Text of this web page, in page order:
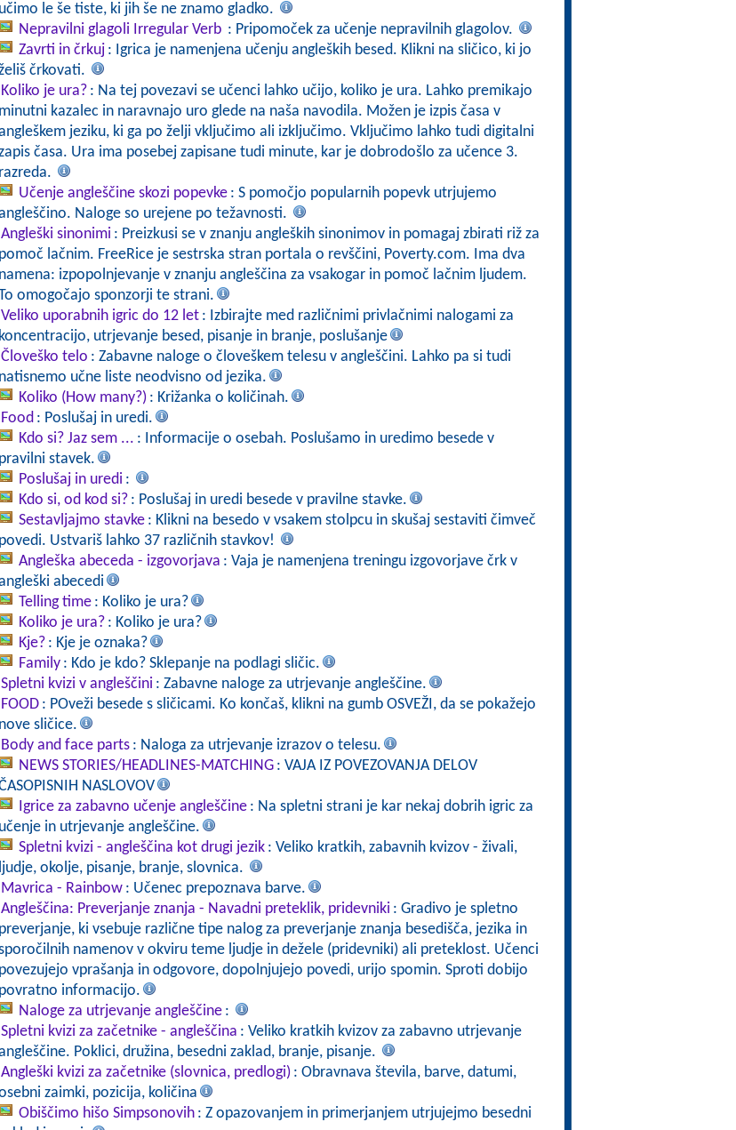
učimo le še tiste, ki jih še ne znamo gladko.
Nepravilni glagoli Irregular Verb : Pripomoček za učenje nepravilnih glagolov.
Zavrti in črkuj : Igrica je namenjena učenju angleških besed. Klikni na sličico, ki jo
črkovati.
Koliko je ura? : Na tej povezavi se učenci lahko učijo, koliko je ura. Lahko premikajo
minutni kazalec in naravnajo uro glede na naša navodila. Možen je izpis časa v
jeziku, ki ga po želji vključimo ali izključimo. Vključimo lahko tudi digitalni
časa. Ura ima posebej zapisane tudi minute, kar je dobrodošlo za učence 3.
razreda.
Učenje angleščine skozi popevke : S pomočjo popularnih popevk utrjujemo
Naloge so urejene po težavnosti.
Angleški sinonimi : Preizkusi se v znanju angleških sinonimov in pomagaj zbirati riž za
pomoč lačnim. FreeRice je sestrska stran portala o revščini, Poverty.com. Ima dva
namena: izpopolnjevanje v znanju angleščina za vsakogar in pomoč lačnim ljudem.
omogočajo sponzorji te strani.
Veliko uporabnih igric do 12 let : Izbirajte med različnimi privlačnimi nalogami za
koncentracijo, utrjevanje besed, pisanje in branje, poslušanje
Človeško telo : Zabavne naloge o človeškem telesu v angleščini. Lahko pa si tudi
natisnemo učne liste neodvisno od jezika.
Koliko (How many?) : Križanka o količinah.
Food : Poslušaj in uredi.
Kdo si? Jaz sem ... : Informacije o osebah. Poslušamo in uredimo besede v
pravilni stavek.
Poslušaj in uredi :
Kdo si, od kod si? : Poslušaj in uredi besede v pravilne stavke.
Sestavljajmo stavke : Klikni na besedo v vsakem stolpcu in skušaj sestaviti čimveč
povedi. Ustvariš lahko 37 različnih stavkov!
Angleška abeceda - izgovorjava : Vaja je namenjena treningu izgovorjave črk v
abecedi
Telling time : Koliko je ura?
Koliko je ura? : Koliko je ura?
Kje? : Kje je oznaka?
Family : Kdo je kdo? Sklepanje na podlagi sličic.
Spletni kvizi v angleščini : Zabavne naloge za utrjevanje angleščine.
FOOD : POveži besede s sličicami. Ko končaš, klikni na gumb OSVEŽI, da se pokažejo
nove sličice.
Body and face parts : Naloga za utrjevanje izrazov o telesu.
NEWS STORIES/HEADLINES-MATCHING : VAJA IZ POVEZOVANJA DELOV
NASLOVOV
Igrice za zabavno učenje angleščine : Na spletni strani je kar nekaj dobrih igric za
učenje in utrjevanje angleščine.
Spletni kvizi - angleščina kot drugi jezik : Veliko kratkih, zabavnih kvizov - živali,
ljudje, okolje, pisanje, branje, slovnica.
Mavrica - Rainbow : Učenec prepoznava barve.
Angleščina: Preverjanje znanja - Navadni preteklik, pridevniki : Gradivo je spletno
preverjanje, ki vsebuje različne tipe nalog za preverjanje znanja besedišča, jezika in
namenov v okviru teme ljudje in dežele (pridevniki) ali preteklost. Učenci
povezujejo vprašanja in odgovore, dopolnjujejo povedi, urijo spomin. Sproti dobijo
povratno informacijo.
Naloge za utrjevanje angleščine :
Spletni kvizi za začetnike - angleščina : Veliko kratkih kvizov za zabavno utrjevanje
Poklici, družina, besedni zaklad, branje, pisanje.
Angleški kvizi za začetnike (slovnica, predlogi) : Obravnava števila, barve, datumi,
zaimki, pozicija, količina
Obiščimo hišo Simpsonovih : Z opazovanjem in primerjanjem utrjujejmo besedni